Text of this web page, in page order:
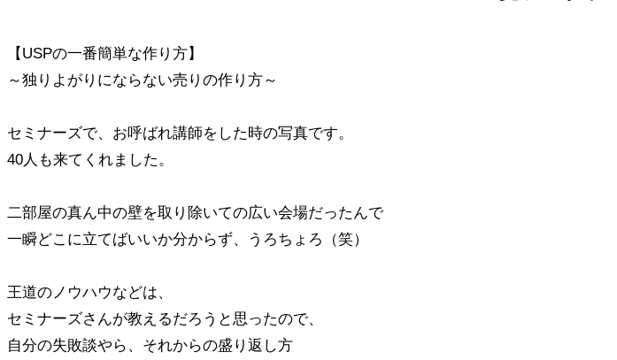
【USPの一番簡単な作り方】
～独りよがりにならない売りの作り方～
セミナーズで、お呼ばれ講師をした時の写真です。
40人も来てくれました。
二部屋の真ん中の壁を取り除いての広い会場だったんで
一瞬どこに立てばいいか分からず、うろちょろ（笑）
王道のノウハウなどは、
セミナーズさんが教えるだろうと思ったので、
自分の失敗談やら、それからの盛り返し方